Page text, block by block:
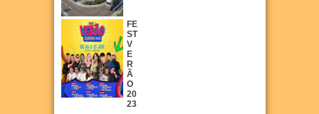
FE
ST
V
E
R
Ã
O
20
23